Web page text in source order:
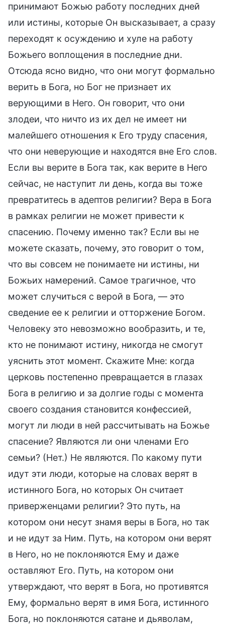
принимают Божью работу последних дней
или истины, которые Он высказывает, а сразу
переходят к осуждению и хуле на работу
Божьего воплощения в последние дни.
Отсюда ясно видно, что они могут формально
верить в Бога, но Бог не признает их
верующими в Него. Он говорит, что они
злодеи, что ничто из их дел не имеет ни
малейшего отношения к Его труду спасения,
что они неверующие и находятся вне Его слов.
Если вы верите в Бога так, как верите в Него
сейчас, не наступит ли день, когда вы тоже
превратитесь в адептов религии? Вера в Бога
в рамках религии не может привести к
спасению. Почему именно так? Если вы не
можете сказать, почему, это говорит о том,
что вы совсем не понимаете ни истины, ни
Божьих намерений. Самое трагичное, что
может случиться с верой в Бога, — это
сведение ее к религии и отторжение Богом.
Человеку это невозможно вообразить, и те,
кто не понимают истину, никогда не смогут
уяснить этот момент. Скажите Мне: когда
церковь постепенно превращается в глазах
Бога в религию и за долгие годы с момента
своего создания становится конфессией,
могут ли люди в ней рассчитывать на Божье
спасение? Являются ли они членами Его
семьи? (Нет.) Не являются. По какому пути
идут эти люди, которые на словах верят в
истинного Бога, но которых Он считает
приверженцами религии? Это путь, на
котором они несут знамя веры в Бога, но так
и не идут за Ним. Путь, на котором они верят
в Него, но не поклоняются Ему и даже
оставляют Его. Путь, на котором они
утверждают, что верят в Бога, но противятся
Ему, формально верят в имя Бога, истинного
Бога, но поклоняются сатане и дьяволам,